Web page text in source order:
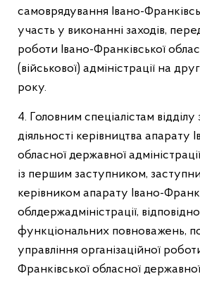
самоврядування Івано-
участь у виконанні заходів,
роботи Івано-Франківської
(військової) адміністрації на
року.
4. Головним спеціалістам
діяльності керівництва апарату
обласної державної
із першим заступником,
керівником апарату Івано-
облдержадміністрації,
функціональних повноважень,
управління організаційної
Франківської обласної державної